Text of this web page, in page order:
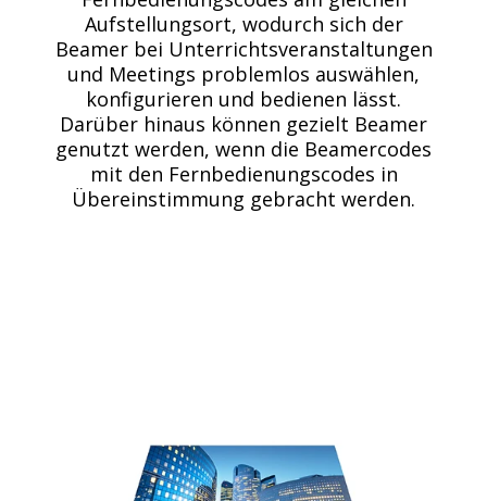
Aufstellungsort, wodurch sich der
Beamer bei Unterrichtsveranstaltungen
und Meetings problemlos auswählen,
konfigurieren und bedienen lässt.
Darüber hinaus können gezielt Beamer
genutzt werden, wenn die Beamercodes
mit den Fernbedienungscodes in
Übereinstimmung gebracht werden.